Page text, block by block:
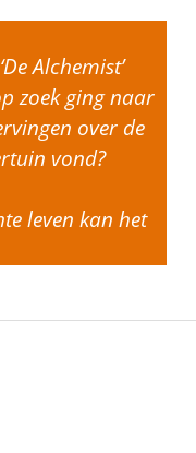
Alchemist’
zoek ging naar
over de
vond?
leven kan het